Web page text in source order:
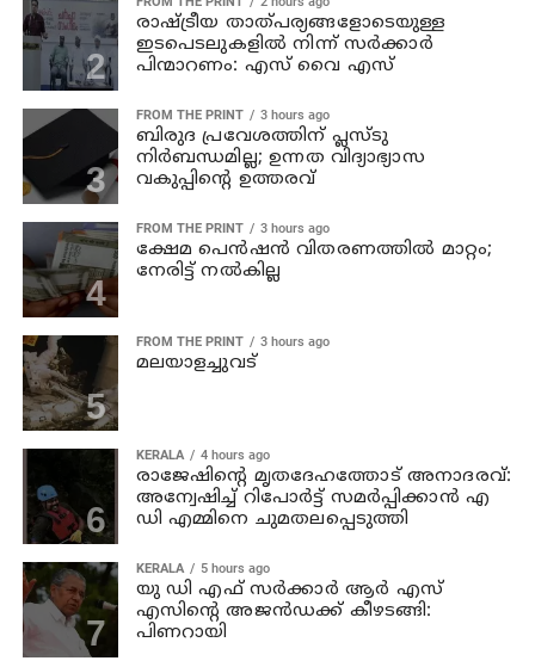
രാഷ്ട്രീയ താത്പര്യങ്ങളോടെയുള്ള
ഇടപെടലുകളില്‍ നിന്ന് സര്‍ക്കാര്‍
പിന്മാറണം: എസ് വൈ എസ്
FROM THE PRINT 3 hours ago
ബിരുദ പ്രവേശത്തിന് പ്ലസ്ടു
നിര്‍ബന്ധമില്ല; ഉന്നത വിദ്യാഭ്യാസ
വകുപ്പിന്റെ ഉത്തരവ്
FROM THE PRINT 3 hours ago
ക്ഷേമ പെന്‍ഷന്‍ വിതരണത്തില്‍ മാറ്റം;
നേരിട്ട് നല്‍കില്ല
FROM THE PRINT 3 hours ago
മലയാളച്ചുവട്
KERALA 4 hours ago
രാജേഷിന്റെ മൃതദേഹത്തോട് അനാദരവ്:
അന്വേഷിച്ച് റിപോര്‍ട്ട് സമര്‍പ്പിക്കാന്‍ എ
ഡി എമ്മിനെ ചുമതലപ്പെടുത്തി
KERALA 5 hours ago
യു ഡി എഫ് സര്‍ക്കാര്‍ ആര്‍ എസ്
എസിന്റെ അജന്‍ഡക്ക്‌ കീഴടങ്ങി:
പിണറായി